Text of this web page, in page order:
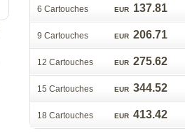
6 Cartouche EUR 137.81
9 Cartouche EUR 206.71
12 Cartouche EUR 275.62
15 Cartouche EUR 344.52
18 Cartouche EUR 413.42